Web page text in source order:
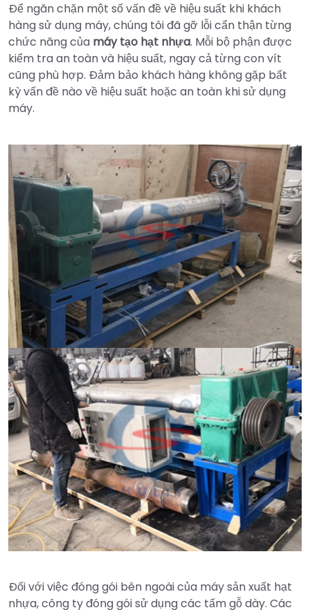
Để ngăn chặn một số vấn đề về hiệu suất khi khách
hàng sử dụng máy, chúng tôi đã gỡ lỗi cẩn thận từng
chức năng của máy tạo hạt nhựa. Mỗi bộ phận được
kiểm tra an toàn và hiệu suất, ngay cả từng con vít
cũng phù hợp. Đảm bảo khách hàng không gặp bất
kỳ vấn đề nào về hiệu suất hoặc an toàn khi sử dụng
máy.
Đối với việc đóng gói bên ngoài của máy sản xuất hạt
nhựa, công ty đóng gói sử dụng các tấm gỗ dày. Các